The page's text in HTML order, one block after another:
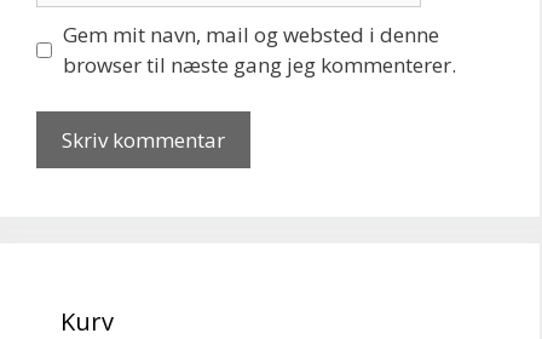
Gem mit navn, mail og websted i denne
browser til næste gang jeg kommenterer.
Kurv